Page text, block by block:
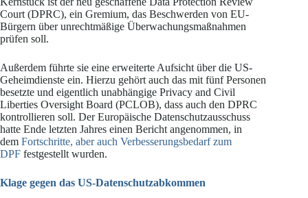
Court (DPRC), ein Gremium, das Beschwerden von EU-
Bürgern über unrechtmäßige Überwachungsmaßnahmen
prüfen soll.
Außerdem führte sie eine erweiterte Aufsicht über die US-
Geheimdienste ein. Hierzu gehört auch das mit fünf Personen
besetzte und eigentlich unabhängige Privacy and Civil
Liberties Oversight Board (PCLOB), dass auch den DPRC
kontrollieren soll. Der Europäische Datenschutzausschuss
hatte Ende letzten Jahres einen Bericht angenommen, in
dem Fortschritte, aber auch Verbesserungsbedarf zum
DPF festgestellt wurden.
Klage gegen das US-Datenschutzabkommen